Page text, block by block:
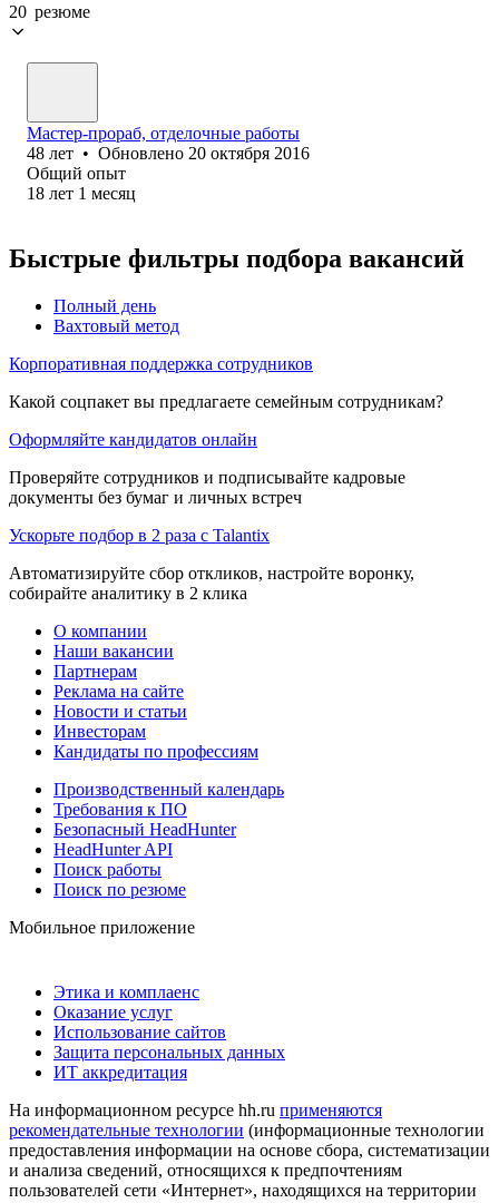
20 резюме
Мастер-прораб, отделочные работы
48 лет • Обновлено 20 октября 2016
Общий опыт
18 лет 1 месяц
Быстрые фильтры подбора вакансий
Полный день
Вахтовый метод
Корпоративная поддержка сотрудников
Какой соцпакет вы предлагаете семейным сотрудникам?
Оформляйте кандидатов онлайн
Проверяйте сотрудников и подписывайте кадровые
документы без бумаг и личных встреч
Ускорьте подбор в 2 раза с Talantix
Автоматизируйте сбор откликов, настройте воронку,
собирайте аналитику в 2 клика
О компании
Наши вакансии
Партнерам
Реклама на сайте
Новости и статьи
Инвесторам
Кандидаты по профессиям
Производственный календарь
Требования к ПО
Безопасный HeadHunter
HeadHunter API
Поиск работы
Поиск по резюме
Мобильное приложение
Этика и комплаенс
Оказание услуг
Использование сайтов
Защита персональных данных
ИТ аккредитация
На информационном ресурсе hh.ru применяются
рекомендательные технологии (информационные технологии
предоставления информации на основе сбора, систематизации
и анализа сведений, относящихся к предпочтениям
пользователей сети «Интернет», находящихся на территории